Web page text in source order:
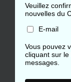
Veuillez
nouvelles du
E-mail
Vous pouvez
cliquant sur
messages.